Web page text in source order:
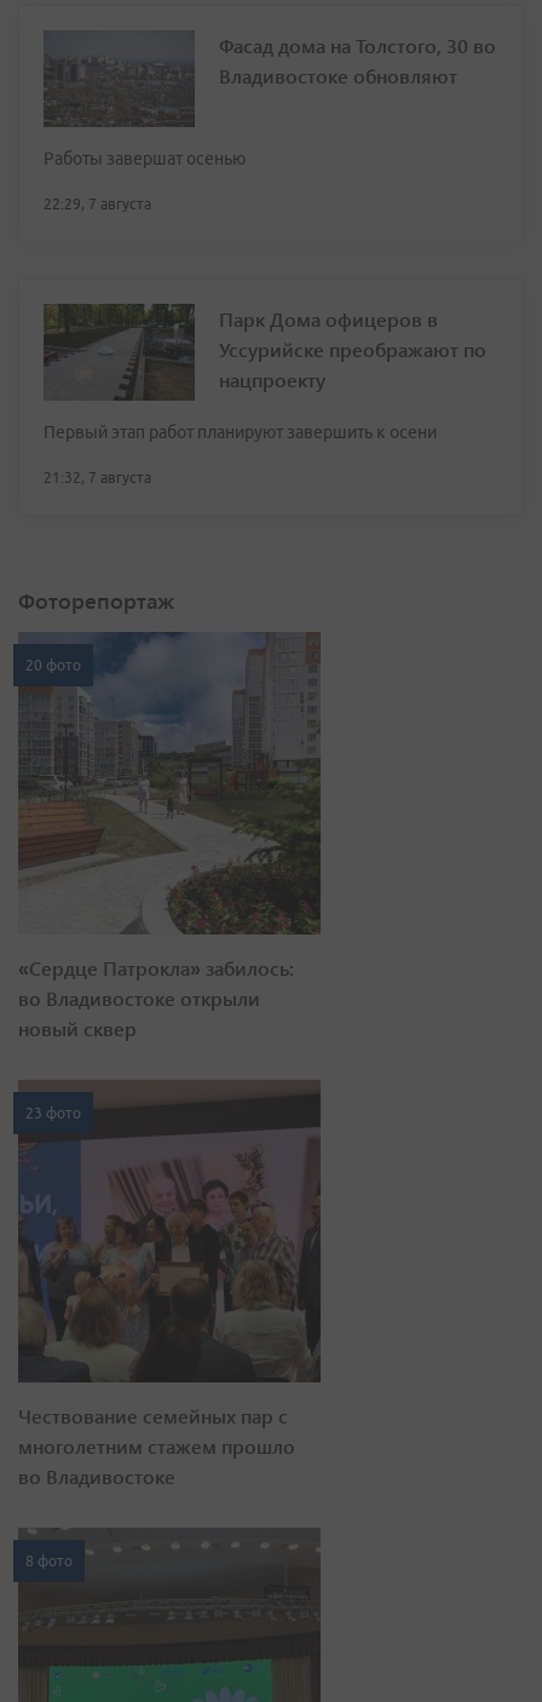
Фасад дома на Толстого, 30 во
Владивостоке обновляют
Работы завершат осенью
22:29, 7 августа
Парк Дома офицеров в
Уссурийске преображают по
нацпроекту
Первый этап работ планируют завершить к осени
21:32, 7 августа
Фоторепортаж
20 фото
«Сердце Патрокла» забилось:
во Владивостоке открыли
новый сквер
23 фото
Чествование семейных пар с
многолетним стажем прошло
во Владивостоке
8 фото